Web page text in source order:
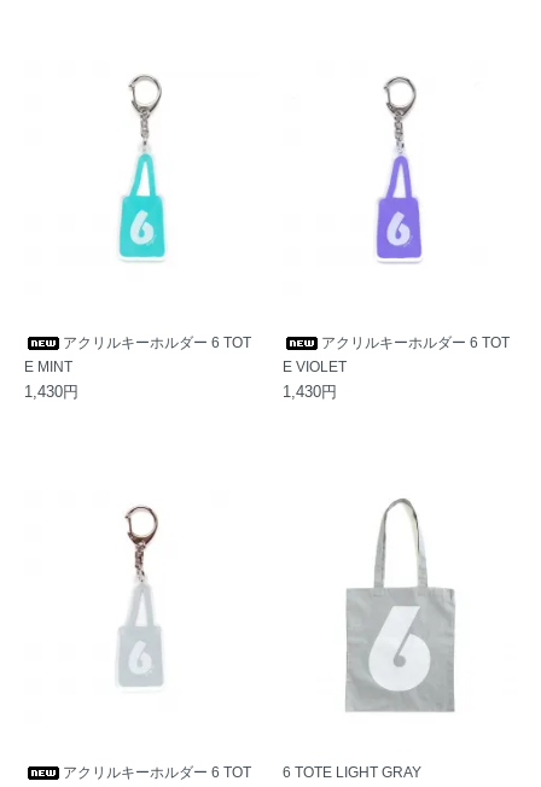
アクリルキーホルダー 6 TOT
E MINT
1,430円
アクリルキーホルダー 6 TOT
E VIOLET
1,430円
アクリルキーホルダー 6 TOT
6 TOTE LIGHT GRAY